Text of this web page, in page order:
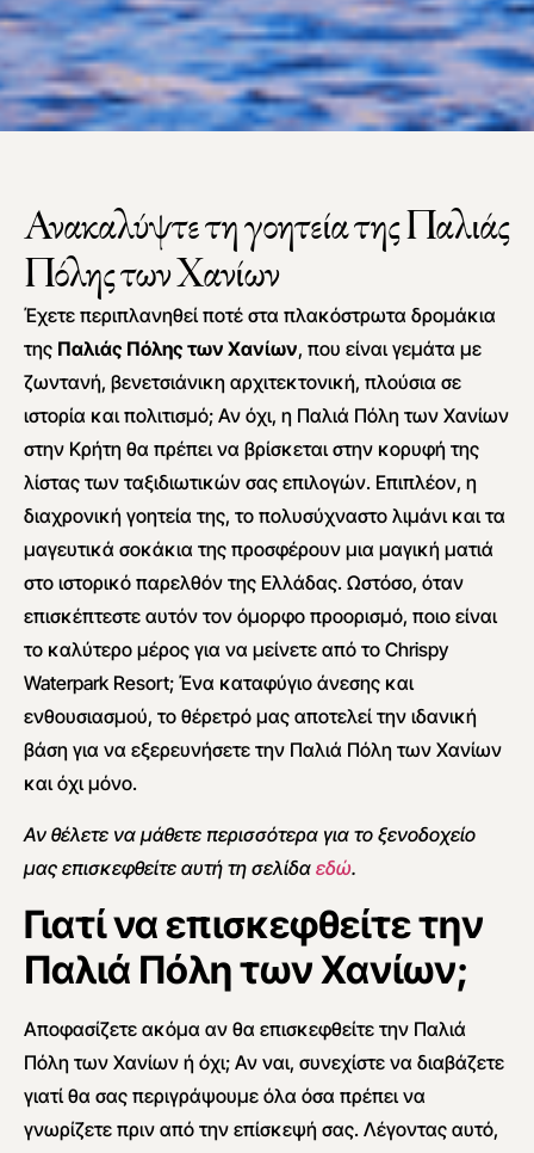
Ανακαλύψτε τη γοητεία της Παλιάς
Πόλης των Χανίων
Έχετε περιπλανηθεί ποτέ στα πλακόστρωτα δρομάκια
της Παλιάς Πόλης των Χανίων, που είναι γεμάτα με
ζωντανή, βενετσιάνικη αρχιτεκτονική, πλούσια σε
ιστορία και πολιτισμό; Αν όχι, η Παλιά Πόλη των Χανίων
στην Κρήτη θα πρέπει να βρίσκεται στην κορυφή της
λίστας των ταξιδιωτικών σας επιλογών. Επιπλέον, η
διαχρονική γοητεία της, το πολυσύχναστο λιμάνι και τα
μαγευτικά σοκάκια της προσφέρουν μια μαγική ματιά
στο ιστορικό παρελθόν της Ελλάδας. Ωστόσο, όταν
επισκέπτεστε αυτόν τον όμορφο προορισμό, ποιο είναι
το καλύτερο μέρος για να μείνετε από το Chrispy
Waterpark Resort; Ένα καταφύγιο άνεσης και
ενθουσιασμού, το θέρετρό μας αποτελεί την ιδανική
βάση για να εξερευνήσετε την Παλιά Πόλη των Χανίων
και όχι μόνο.
Αν θέλετε να μάθετε περισσότερα για το ξενοδοχείο
μας επισκεφθείτε αυτή τη σελίδα εδώ.
Γιατί να επισκεφθείτε την
Παλιά Πόλη των Χανίων;
Αποφασίζετε ακόμα αν θα επισκεφθείτε την Παλιά
Πόλη των Χανίων ή όχι; Αν ναι, συνεχίστε να διαβάζετε
γιατί θα σας περιγράψουμε όλα όσα πρέπει να
γνωρίζετε πριν από την επίσκεψή σας. Λέγοντας αυτό,